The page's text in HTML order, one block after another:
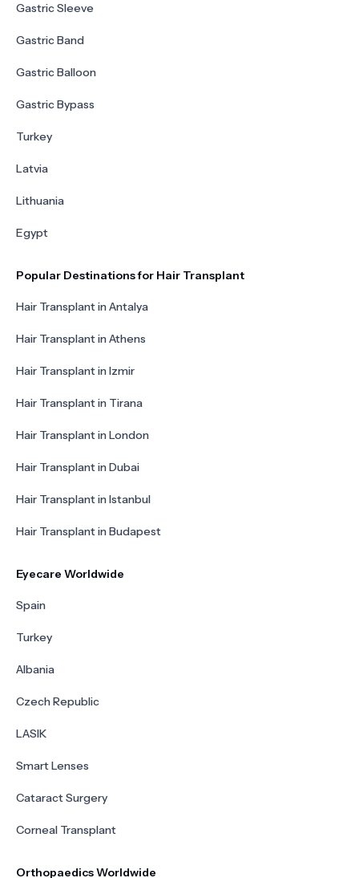
Gastric Sleeve
Gastric Band
Gastric Balloon
Gastric Bypass
Turkey
Latvia
Lithuania
Egypt
Popular Destinations for Hair Transplant
Hair Transplant in Antalya
Hair Transplant in Athens
Hair Transplant in Izmir
Hair Transplant in Tirana
Hair Transplant in London
Hair Transplant in Dubai
Hair Transplant in Istanbul
Hair Transplant in Budapest
Eyecare Worldwide
Spain
Turkey
Albania
Czech Republic
LASIK
Smart Lenses
Cataract Surgery
Corneal Transplant
Orthopaedics Worldwide